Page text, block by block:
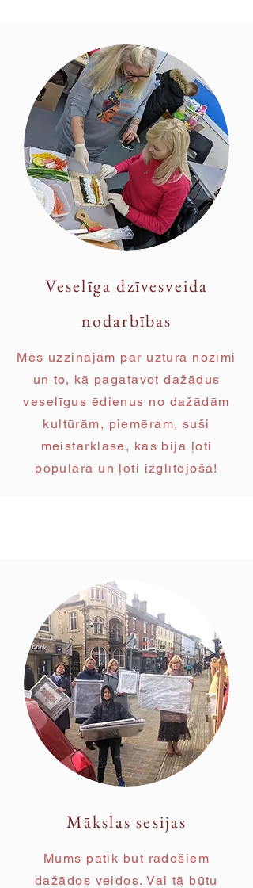
Veselīga dzīvesveida
nodarbības
Mēs uzzinājām par uztura nozīmi
un to, kā pagatavot dažādus
veselīgus ēdienus no dažādām
kultūrām, piemēram, suši
meistarklase, kas bija ļoti
populāra un ļoti izglītojoša!
Mākslas sesijas
Mums patīk būt radošiem
dažādos veidos. Vai tā būtu